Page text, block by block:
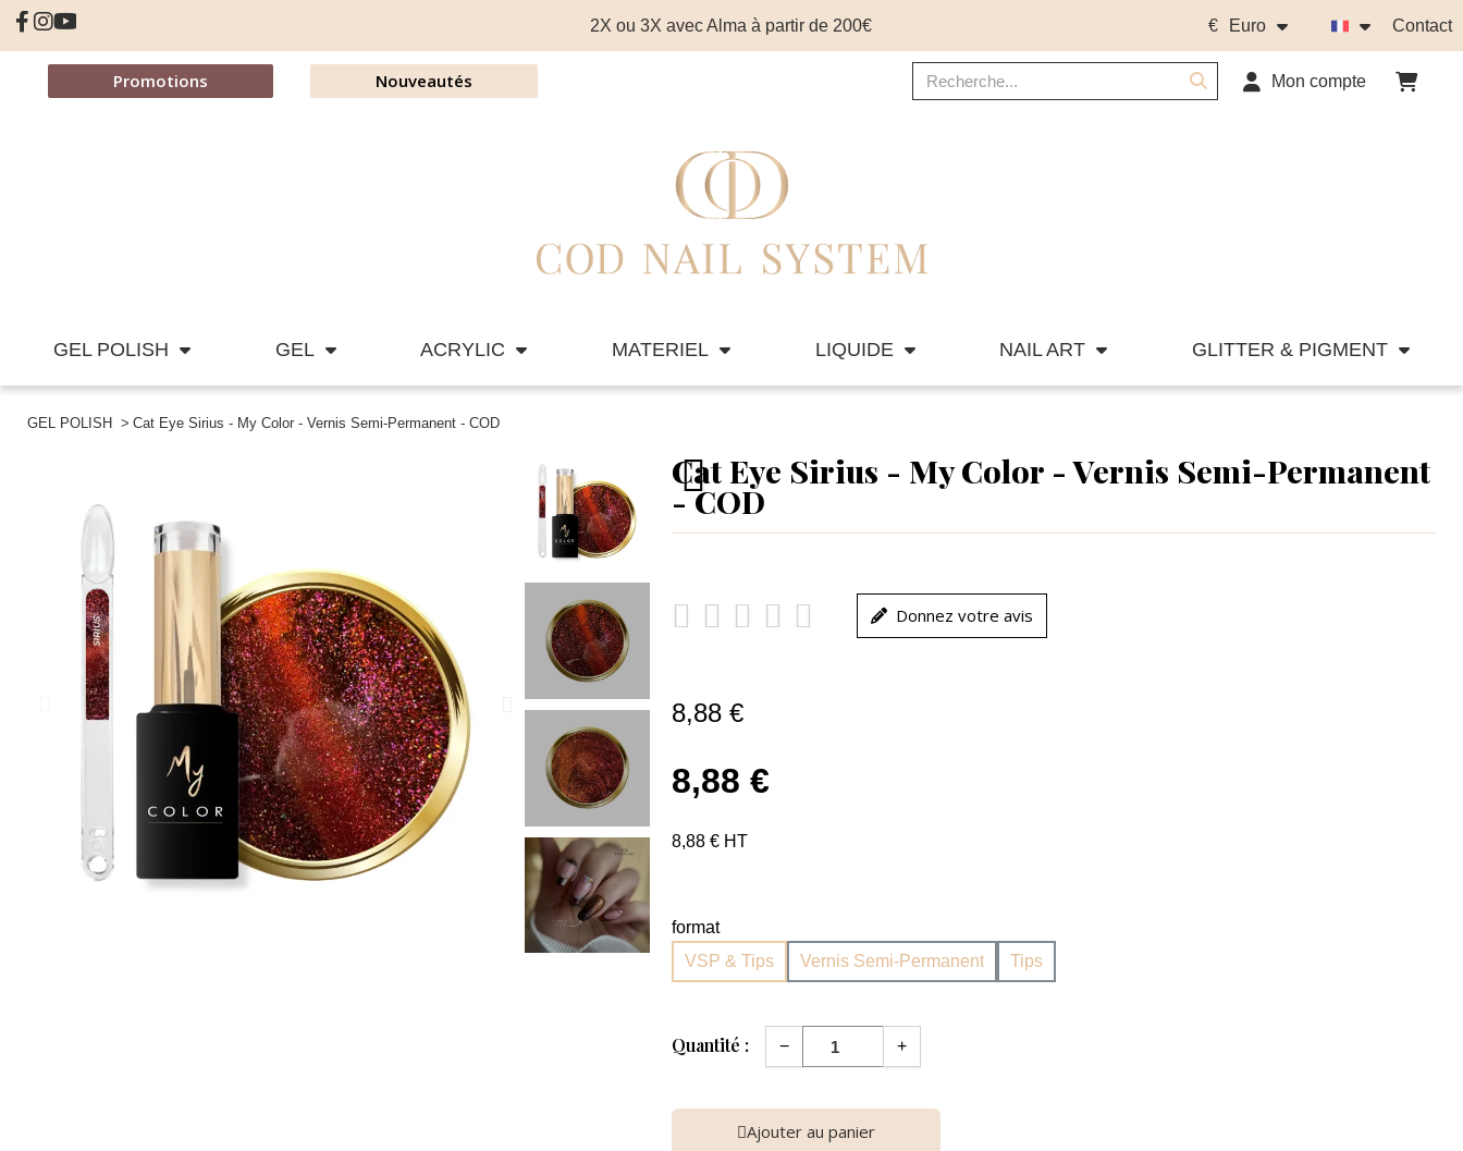
2X ou 3X avec Alma à partir de 200€ € Euro Contact
Promotions Nouveautés Mon compte
GEL POLISH GEL ACRYLIC MATERIEL LIQUIDE NAIL ART GLITTER & PIGMENT
GEL POLISH Cat Eye Sirius - My Color - Vernis Semi-Permanent - COD
Cat Eye Sirius - My Color - Vernis Semi-Permanent
- COD
     Donnez votre avis
8,88 €
8,88 €
8,88 € HT
format
VSP & Tips
Vernis Semi-Permanent Tips
Quantité : − +
Ajouter au panier